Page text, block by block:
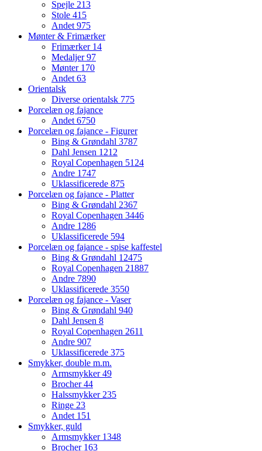
Spejle 213
Stole 415
Andet 975
Mønter & Frimærker
Frimærker 14
Medaljer97
Mønter 170
Andet 63
Orientalsk
Diverse orientalsk 775
Porcelæn og fajance
Andet 6750
Porcelæn og fajance - Figurer
Bing & Grøndahl 3787
Dahl Jensen 1212
Royal Copenhagen 5124
Andre 1747
Uklassificerede 875
Porcelæn og fajance - Platter
Bing & Grøndahl 2367
Royal Copenhagen 3446
Andre 1286
Uklassificerede 594
Porcelæn og fajance - spise kaffestel
Bing & Grøndahl 12475
Royal Copenhagen 21887
Andre 7890
Uklassificerede 3550
Porcelæn og fajance - Vaser
Bing & Grøndahl 940
Dahl Jensen 8
Royal Copenhagen 2611
Andre 907
Uklassificerede 375
Smykker, double m.m.
Armsmykker49
Brocher44
Halssmykker 235
Ringe 23
Andet 151
Smykker, guld
Armsmykker 1348
Brocher 163